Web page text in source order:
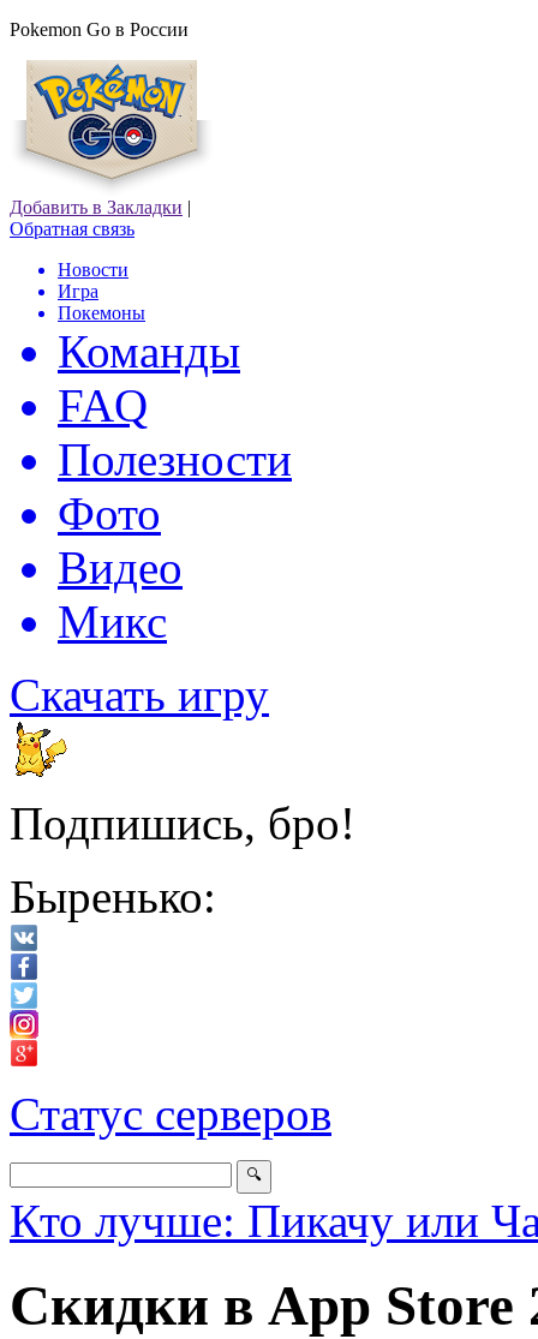
Pokemon Go в России
Добавить в Закладки |
Обратная связь
Новости
Игра
Покемоны
Команды
FAQ
Полезности
Фото
Видео
Микс
Скачать игру
Подпишись, бро!
Быренько:
Статус серверов
Кто лучше: Пикачу или
Скидки в App Store